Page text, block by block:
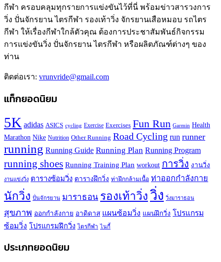
กีฬา ครอบคลุมทุกรายการแข่งขันไว้ที่นี่ พร้อมข่าวสารวงการ
วิ่ง ปั่นจักรยาน ไตรกีฬา รองเท้าวิ่ง จักรยานเสือหมอบ รถไตร
กีฬา ให้เรื่องกีฬาใกล้ตัวคุณ ต้องการประชาสัมพันธ์กิจกรรม
การแข่งขันวิ่ง ปั่นจักรยาน ไตรกีฬา หรือผลิตภัณฑ์ต่างๆ ของ
ท่าน
ติดต่อเรา: vrunvride@gmail.com
แท็กยอดนิยม
5K adidas ASICS cycling Exercise Exercises Fun Run Garmin Health
Marathon Nike Nutrition Other Running Road Cycling run runner
running Running Guide Running Plan Running Program
running shoes Running Training Plan workout การวิ่ง งานวิ่ง
งานแข่งวิ่ง ตารางซ้อมวิ่ง ตารางฝึกวิ่ง ท่าฝึกกล้ามเนื้อ ท่าออกกำลังกาย
นักวิ่ง ปั่นจักรยาน มาราธอน รองเท้าวิ่ง วิ่ง วิ่งมาราธอน
สุขภาพ ออกกำลังกาย อาดิดาส แผนซ้อมวิ่ง แผนฝึกวิ่ง โปรแกรม
ซ้อมวิ่ง โปรแกรมฝึกวิ่ง ไตรกีฬา ไนกี้
ประเภทยอดนิยม